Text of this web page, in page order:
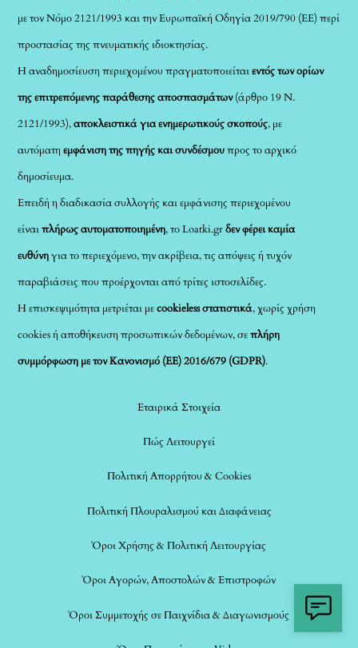
με τον Νόμο 2121/1993 και την Ευρωπαϊκή Οδηγία 2019/790 (ΕΕ) περί
προστασίας της πνευματικής ιδιοκτησίας.
Η αναδημοσίευση περιεχομένου πραγματοποιείταιεντός των ορίων
της επιτρεπόμενης παράθεσης αποσπασμάτων(άρθρο 19 Ν.
2121/1993),αποκλειστικά για ενημερωτικούς σκοπούς, με
αυτόματηεμφάνιση της πηγής και συνδέσμουπρος το αρχικό
δημοσίευμα.
Επειδή η διαδικασία συλλογής και εμφάνισης περιεχομένου
είναιπλήρως αυτοματοποιημένη, το Loatki.grδεν φέρει καμία
ευθύνηγια το περιεχόμενο, την ακρίβεια, τις απόψεις ή τυχόν
παραβιάσεις που προέρχονται από τρίτες ιστοσελίδες.
Η επισκεψιμότητα μετριέται μεcookieless στατιστικά, χωρίς χρήση
cookies ή αποθήκευση προσωπικών δεδομένων, σεπλήρη
συμμόρφωση με τον Κανονισμό (ΕΕ) 2016/679 (GDPR).
Εταιρικά Στοιχεία
Πώς Λειτουργεί
Πολιτική Απορρήτου & Cookies
Πολιτική Πλουραλισμού και Διαφάνειας
Όροι Χρήσης & Πολιτική Λειτουργίας
Όροι Αγορών, Αποστολών & Επιστροφών
Όροι Συμμετοχής σε Παιχνίδια & Διαγωνισμούς